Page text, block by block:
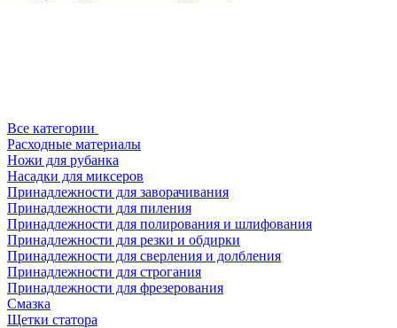
Все категории
Расходные материалы
Ножи для рубанка
Насадки для миксеров
Принадлежности для заворачивания
Принадлежности для пиления
Принадлежности для полирования и шлифования
Принадлежности для резки и обдирки
Принадлежности для сверления и долбления
Принадлежности для строгания
Принадлежности для фрезерования
Смазка
Щетки статора